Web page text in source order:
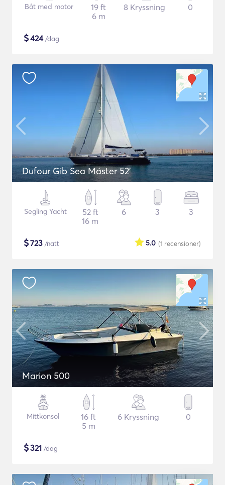
Båt med motor
19 ft
6 m
8 Kryssning 0
$424/dag
Dufour Gib Sea Máster 52’
Segling Yacht
52 ft
16 m
6 3 3
$723 /natt (1 recensioner)
5.0
Marion 500
Mittkonsol
16 ft
5 m
6 Kryssning 0
$321 /dag